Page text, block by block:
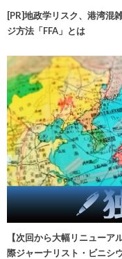
[PR]地政学リスク、港湾混
ジ方法「FFA」とは
【次回から大幅リニュー
際ジャーナリスト・ビニシ